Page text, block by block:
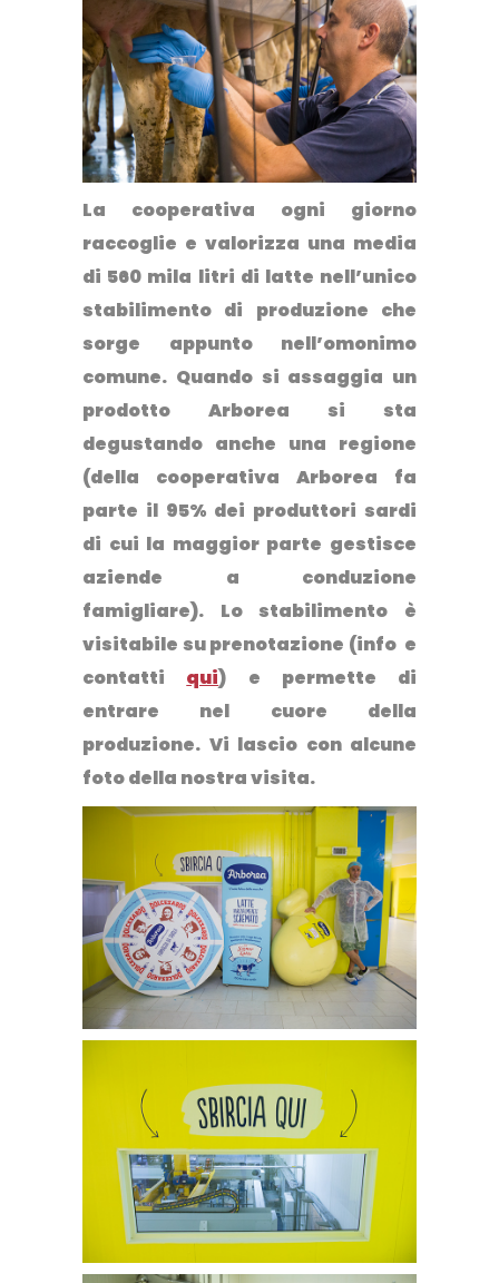
La cooperativa ogni giorno
raccoglie e valorizza una media
di 560 mila litri di latte nell’unico
stabilimento di produzione che
sorge appunto nell’omonimo
comune. Quando si assaggia un
prodotto Arborea si sta
degustando anche una regione
(della cooperativa Arborea fa
parte il 95% dei produttori sardi
di cui la maggior parte gestisce
aziende a conduzione
famigliare). Lo stabilimento è
visitabile su prenotazione (info e
contatti qui) e permette di
entrare nel cuore della
produzione. Vi lascio con alcune
foto della nostra visita.